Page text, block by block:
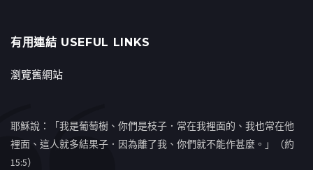
有用連結 USEFUL LINKS
瀏覽舊網站
耶穌說：「我是葡萄樹、你們是枝子．常在我裡面的、我也常在他
裡面、這人就多結果子．因為離了我、你們就不能作甚麼。」（約
15:5）